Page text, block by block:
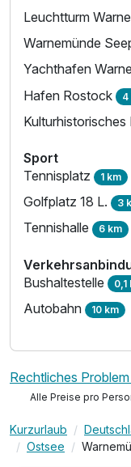
Leuchtturm
Warnemünde
Yachthafen
Hafen Rostock 4
Sport
Tennisplatz 1 km
Golfplatz 18 L. 3
Tennishalle 6 km
Bushaltestelle 0,1
Autobahn 10 km
Rechtliches
Alle Preise pro
Kurzurlaub
Ostsee